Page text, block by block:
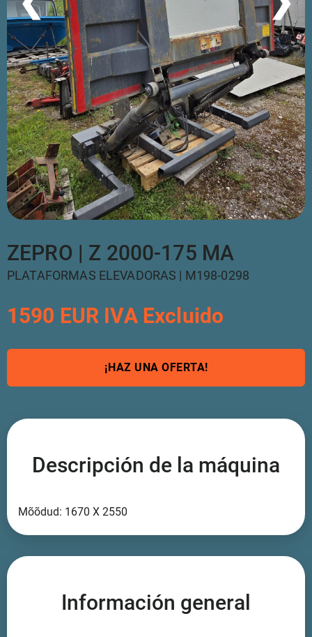
ZEPRO | Z 2000-175 MA
PLATAFORMAS ELEVADORAS | M198-0298
1590 EUR IVA Excluido
¡HAZ UNA OFERTA!
Descripción de la máquina
Mõõdud: 1670 X 2550
Información general